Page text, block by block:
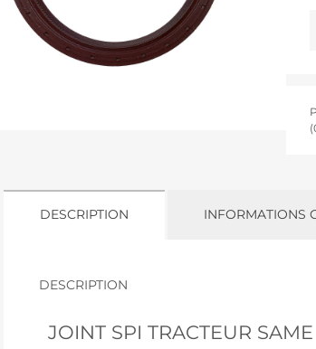
DESCRIPTION INFORMATIONS
DESCRIPTION
JOINT SPI TRACTEUR